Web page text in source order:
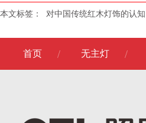
本文标签： 对中国传统红木灯饰的认知
首页 无主灯